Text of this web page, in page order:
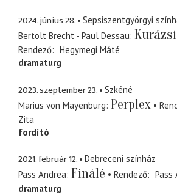
2024. június 28.
Sepsiszentgyörgyi
Bertolt Brecht - Paul Dessau
Rendező
Hegymegi Máté
dramaturg
2023. szeptember 23.
Szkéné
Marius von Mayenburg Perplex
Zita
fordító
2021. február 12.
Debreceni színház
Pass Andrea Finálé Rendező
Pass
dramaturg